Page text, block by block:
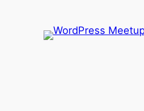
springen